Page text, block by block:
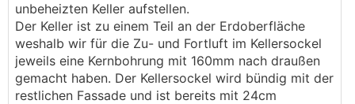
unbeheizten Keller aufstellen.
Der Keller ist zu einem Teil an der Erdoberfläche
weshalb wir für die Zu- und Fortluft im Kellersockel
jeweils eine Kernbohrung mit 160mm nach draußen
gemacht haben. Der Kellersockel wird bündig mit der
restlichen Fassade und ist bereits mit 24cm